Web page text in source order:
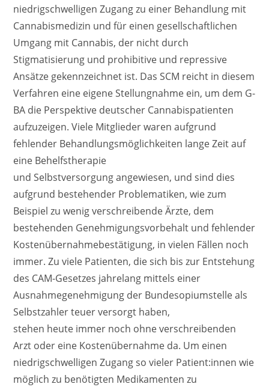
niedrigschwelligen Zugang zu einer Behandlung mit
Cannabismedizin und für einen gesellschaftlichen
Umgang mit Cannabis, der nicht durch
Stigmatisierung und prohibitive und repressive
Ansätze gekennzeichnet ist. Das SCM reicht in diesem
Verfahren eine eigene Stellungnahme ein, um dem G-
BA die Perspektive deutscher Cannabispatienten
aufzuzeigen. Viele Mitglieder waren aufgrund
fehlender Behandlungsmöglichkeiten lange Zeit auf
eine Behelfstherapie
und Selbstversorgung angewiesen, und sind dies
aufgrund bestehender Problematiken, wie zum
Beispiel zu wenig verschreibende Ärzte, dem
bestehenden Genehmigungsvorbehalt und fehlender
Kostenübernahmebestätigung, in vielen Fällen noch
immer. Zu viele Patienten, die sich bis zur Entstehung
des CAM-Gesetzes jahrelang mittels einer
Ausnahmegenehmigung der Bundesopiumstelle als
Selbstzahler teuer versorgt haben,
stehen heute immer noch ohne verschreibenden
Arzt oder eine Kostenübernahme da. Um einen
niedrigschwelligen Zugang so vieler Patient:innen wie
möglich zu benötigten Medikamenten zu